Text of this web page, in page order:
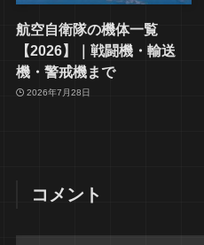
航空自衛隊の機体一覧
【2026】｜戦闘機・輸送
機・警戒機まで
2026年7月28日
コメント